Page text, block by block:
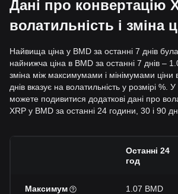
Дані про конвертацію
волатильність і зміна
Найвища ціна у BMD за останні 7 днів
найнижча ціна в BMD за останні 7 днів –
зміна між максимумами і мінімумами ціни
днів вказує на волатильність у розмірі %.
можете подивитися додаткові дані про
XRP у BMD за останні 24 години, 30 і 90
Останні 24
год
Максимум 1.07 BMD